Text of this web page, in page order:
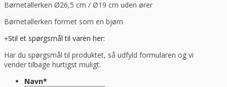
Børnetallerken Ø26,5 cm / Ø19 cm uden ører
Børnetallerken formet som en bjørn
Stil et spørgsmål til varen her:
Har du spørgsmål til produktet, så udfyld formularen og vi
vender tilbage hurtigst muligt.
Navn*